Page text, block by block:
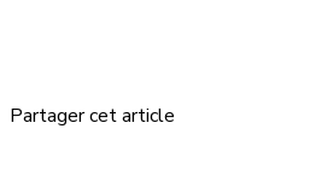
Partager cet article